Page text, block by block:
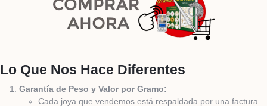
Lo Que Nos Hace Diferentes
Garantía de Peso y Valor por Gramo:
Cada joya que vendemos está respaldada por una factura